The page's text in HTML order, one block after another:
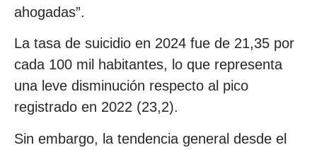
ahogadas”.
La tasa de suicidio en 2024 fue de 21,35 por
cada 100 mil habitantes, lo que representa
una leve disminución respecto al pico
registrado en 2022 (23,2).
Sin embargo, la tendencia general desde el